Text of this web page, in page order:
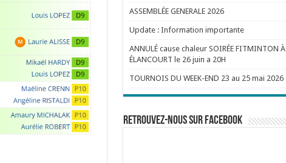
ASSEMBLÉE GENERALE 2026
Update : Information importante
ANNULÉ cause chaleur SOIRÉE FITMINTON À
ÉLANCOURT le 26 juin a 20H
TOURNOIS DU WEEK-END 23 au 25 mai 2026
Retrouvez-nous sur Facebook